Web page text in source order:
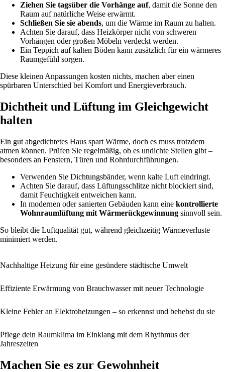
Ziehen Sie tagsüber die Vorhänge auf, damit die Sonne den
Raum auf natürliche Weise erwärmt.
Schließen Sie sie abends, um die Wärme im Raum zu halten.
Achten Sie darauf, dass Heizkörper nicht von schweren
Vorhängen oder großen Möbeln verdeckt werden.
Ein Teppich auf kalten Böden kann zusätzlich für ein wärmeres
Raumgefühl sorgen.
Diese kleinen Anpassungen kosten nichts, machen aber einen
spürbaren Unterschied bei Komfort und Energieverbrauch.
Dichtheit und Lüftung im Gleichgewicht
halten
Ein gut abgedichtetes Haus spart Wärme, doch es muss trotzdem
atmen können. Prüfen Sie regelmäßig, ob es undichte Stellen gibt –
besonders an Fenstern, Türen und Rohrdurchführungen.
Verwenden Sie Dichtungsbänder, wenn kalte Luft eindringt.
Achten Sie darauf, dass Lüftungsschlitze nicht blockiert sind,
damit Feuchtigkeit entweichen kann.
In modernen oder sanierten Gebäuden kann eine kontrollierte
Wohnraumlüftung mit Wärmerückgewinnung sinnvoll sein.
So bleibt die Luftqualität gut, während gleichzeitig Wärmeverluste
minimiert werden.
Nachhaltige Heizung für eine gesündere städtische Umwelt
Effiziente Erwärmung von Brauchwasser mit neuer Technologie
Kleine Fehler an Elektroheizungen – so erkennst und behebst du sie
Pflege dein Raumklima im Einklang mit dem Rhythmus der
Jahreszeiten
Machen Sie es zur Gewohnheit